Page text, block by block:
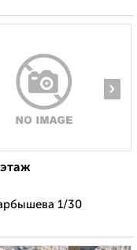
›
1/30